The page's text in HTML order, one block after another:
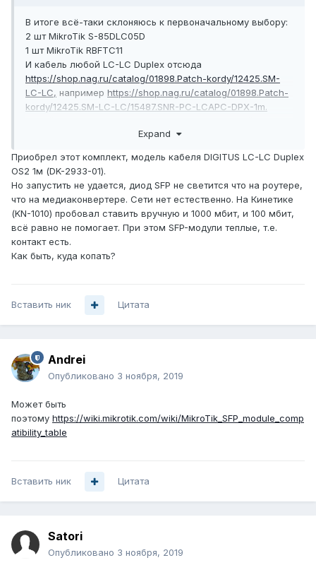
В итоге всё-таки склоняюсь к первоначальному выбору:
2 шт MikroTik S-85DLC05D
1 шт MikroTik RBFTC11
И кабель любой LC-LC Duplex отсюда
https://shop.nag.ru/catalog/01898.Patch-kordy/12425.SM-
LC-LC, например https://shop.nag.ru/catalog/01898.Patch-
kordy/12425.SM-LC-LC/15487.SNR-PC-LCAPC-DPX-1m.
оплетки, но раз в характеристиках не пишется, значит
Expand
Приобрел этот комплект, модель кабеля DIGITUS LC-LC Duplex
OS2 1м (DK-2933-01).
Но запустить не удается, диод SFP не светится что на роутере,
что на медиаконвертере. Сети нет естественно. На Кинетике
(KN-1010) пробовал ставить вручную и 1000 мбит, и 100 мбит,
всё равно не помогает. При этом SFP-модули теплые, т.е.
контакт есть.
Как быть, куда копать?
Вставить ник Цитата
Andrei
Опубликовано 3 ноября, 2019
Может быть
поэтому https://wiki.mikrotik.com/wiki/MikroTik_SFP_module_comp
atibility_table
Вставить ник Цитата
Satori
Опубликовано 3 ноября, 2019